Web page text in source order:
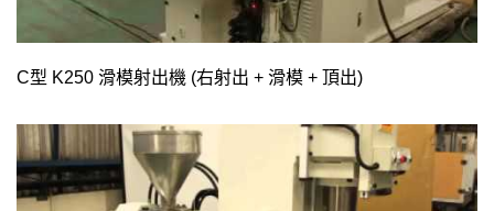
C型 K250 滑模射出機 (右射出 + 滑模 + 頂出)